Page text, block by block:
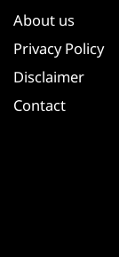
About us
Privacy Policy
Disclaimer
Contact